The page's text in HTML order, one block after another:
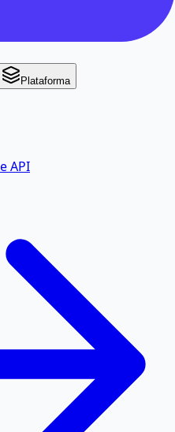
Plataforma
API